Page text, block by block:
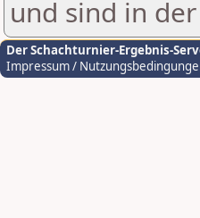
und sind in
Der Schachturnier-Ergebnis-
Impressum /